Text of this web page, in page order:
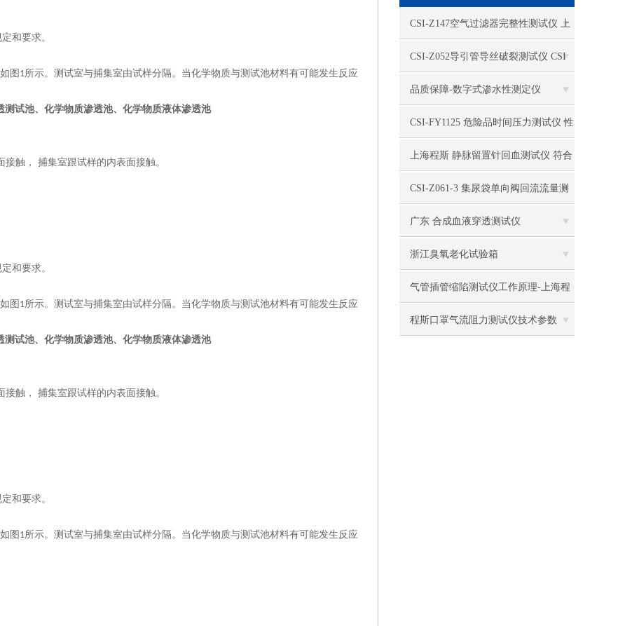
和要求。
图 1所示。测试室与捕集室由试样分隔。当化学物质与测试池材料有可能发生反应
测试池、化学物质渗透池、化学物质液体渗透池
接触， 捕集室跟试样的内表面接触。
和要求。
图 1所示。测试室与捕集室由试样分隔。当化学物质与测试池材料有可能发生反应
测试池、化学物质渗透池、化学物质液体渗透池
接触， 捕集室跟试样的内表面接触。
和要求。
图 1所示。测试室与捕集室由试样分隔。当化学物质与测试池材料有可能发生反应
电热恒温水槽
电热恒温油浴锅
多管漩涡混匀仪
干燥箱 自然对流
高温鼓风干燥箱
恒温振荡器
精密鼓风干燥箱
精密恒温水槽
离心机
CSI-Z147空气过滤器完整性测试仪 上
海程斯 用途范围
CSI-Z052导引管导丝破裂测试仪 CSI
美国程斯提供行业分析标准
品质保障-数字式渗水性测定仪
CSI-FY1125 危险品时间压力测试仪 性
能参数
上海程斯 静脉留置针回血测试仪 符合
YY 1282-2016标准
CSI-Z061-3 集尿袋单向阀回流流量测
试仪 上海程斯 参数介绍
广东 合成血液穿透测试仪
浙江臭氧老化试验箱
气管插管缩陷测试仪工作原理-上海程
斯
程斯口罩气流阻力测试仪技术参数